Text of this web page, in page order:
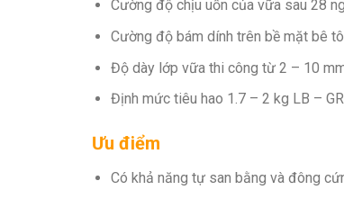
Cường độ chịu uốn của vữa sau 28
Cường độ bám dính trên bề mặt bê
Độ dày lớp vữa thi công từ 2 – 10
Định mức tiêu hao 1.7 – 2 kg LB –
Ưu điểm
Có khả năng tự san bằng và đông